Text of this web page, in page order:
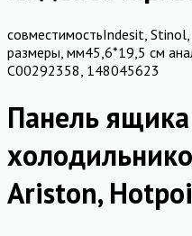
совместимостьIndesit,
размеры, мм45,6*19,5 см
C00292358, 148045623
Панель
Ariston,